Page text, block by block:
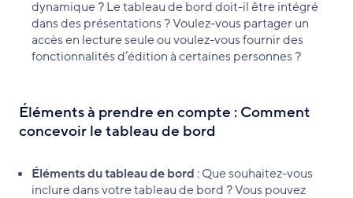
dynamique ? Le tableau de bord doit-il être intégré
dans des présentations ? Voulez-vous partager un
accès en lecture seule ou voulez-vous fournir des
fonctionnalités d’édition à certaines personnes ?
Éléments à prendre en compte : Comment
concevoir le tableau de bord
Éléments du tableau de bord : Que souhaitez-vous
inclure dans votre tableau de bord ? Vous pouvez